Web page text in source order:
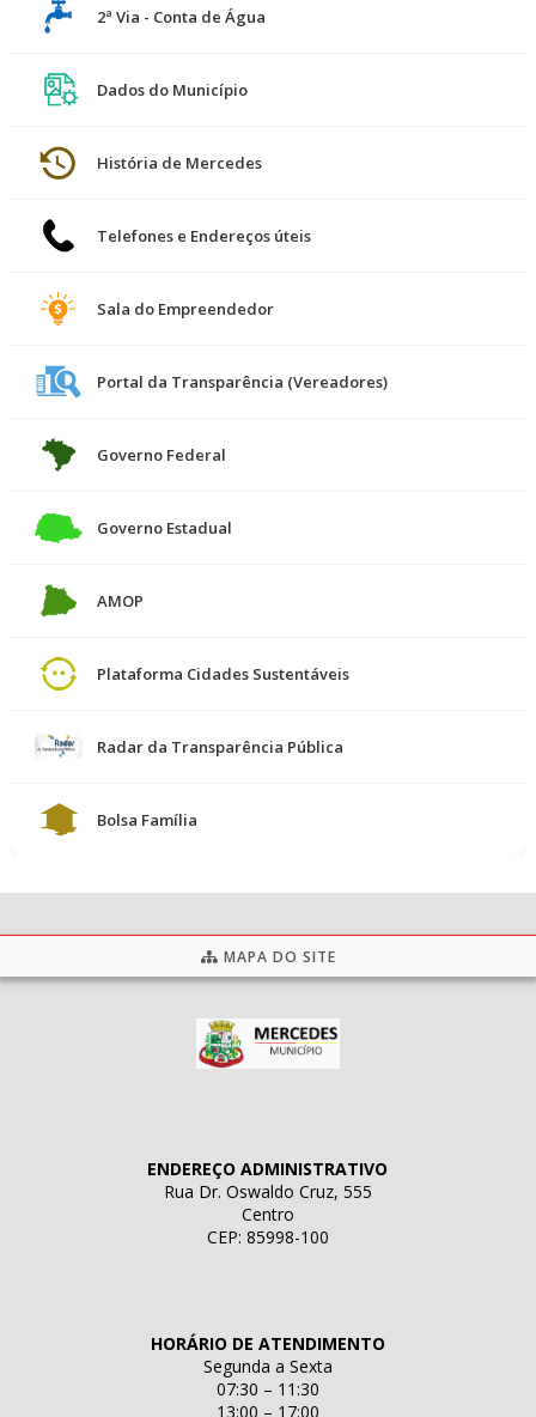
2ª Via - Conta de Água
Dados do Município
História de Mercedes
Telefones e Endereços úteis
Sala do Empreendedor
Portal da Transparência (Vereadores)
Governo Federal
Governo Estadual
AMOP
Plataforma Cidades Sustentáveis
Radar da Transparência Pública
Bolsa Família
MAPA DO SITE
ENDEREÇO ADMINISTRATIVO
Rua Dr. Oswaldo Cruz, 555
Centro
CEP: 85998-100
HORÁRIO DE ATENDIMENTO
Segunda a Sexta
07:30 – 11:30
13:00 – 17:00